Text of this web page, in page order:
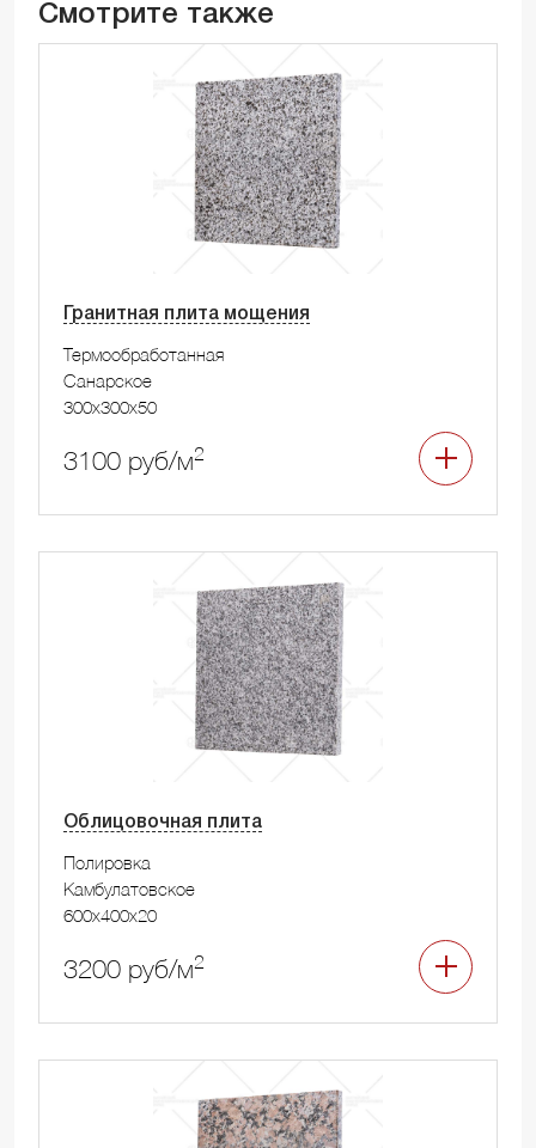
Смотрите также
Гранитная плита мощения
Термообработанная
Санарское
300x300x50
3100 руб/м2
Облицовочная плита
Полировка
Камбулатовское
600x400x20
3200 руб/м2